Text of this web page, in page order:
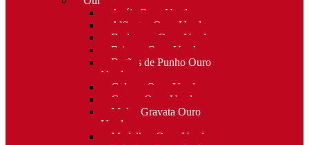
Anéis Ouro Usado
Alfinetes Ouro Usado
Berloques Ouro Usado
Brincos Ouro Usado
Botões de Punho Ouro
Usado
Colares Ouro Usado
Cruzes Ouro Usado
Molas Gravata Ouro
Usado
Medalhas Ouro Usado